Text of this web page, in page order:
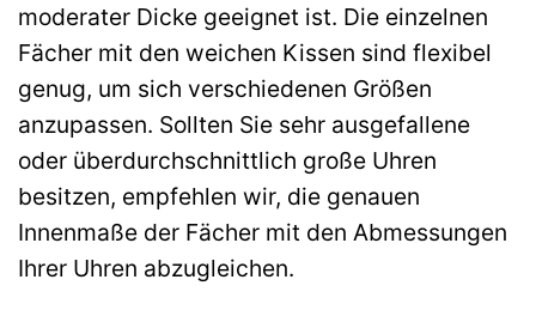
moderater Dicke geeignet ist. Die einzelnen
Fächer mit den weichen Kissen sind flexibel
genug, um sich verschiedenen Größen
anzupassen. Sollten Sie sehr ausgefallene
oder überdurchschnittlich große Uhren
besitzen, empfehlen wir, die genauen
Innenmaße der Fächer mit den Abmessungen
Ihrer Uhren abzugleichen.